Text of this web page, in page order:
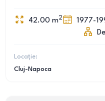
42.00 m2 1977-
Locație:
Cluj-Napoca